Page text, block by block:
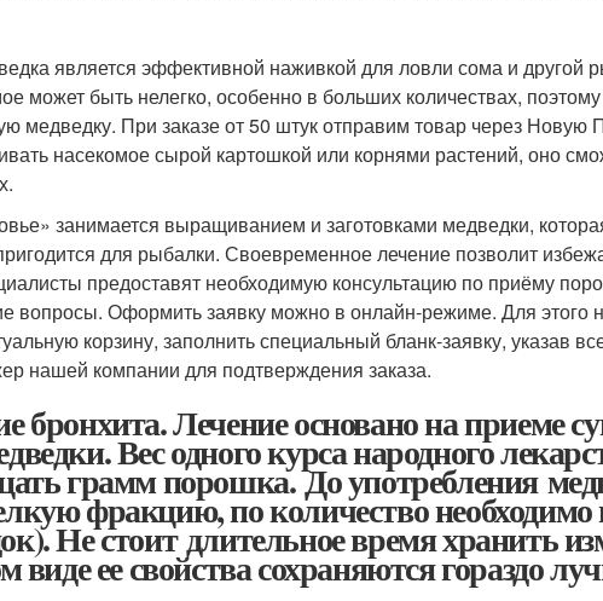
является эффективной наживкой для ловли сома и другой
может быть нелегко, особенно в больших количествах,
медведку. При заказе от 50 штук отправим товар через Новую
насекомое сырой картошкой или корнями растений, оно
занимается выращиванием и заготовками медведки,
для рыбалки. Своевременное лечение позволит
предоставят необходимую консультацию по приёму
вопросы. Оформить заявку можно в онлайн-режиме. Для этого
корзину, заполнить специальный бланк-заявку, указав
нашей компании для подтверждения заказа.
бронхита. Лечение основано на приеме
Вес одного курса народного
грамм порошка. До употребления
фракцию, по количество
Не стоит длительное время хранить
виде ее свойства сохраняются гораздо